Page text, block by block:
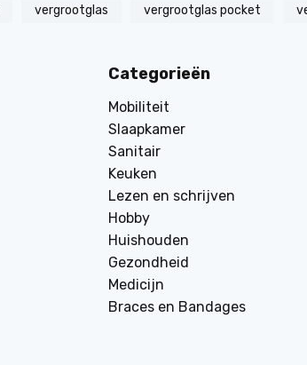
vergrootglas vergrootglas pocket
Categorieën
Mobiliteit
Slaapkamer
Sanitair
Keuken
Lezen en schrijven
Hobby
Huishouden
Gezondheid
Medicijn
Braces en Bandages